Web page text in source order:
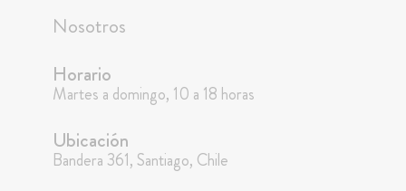
Nosotros
Horario
Martes a domingo, 10 a 18 horas
Ubicación
Bandera 361, Santiago, Chile